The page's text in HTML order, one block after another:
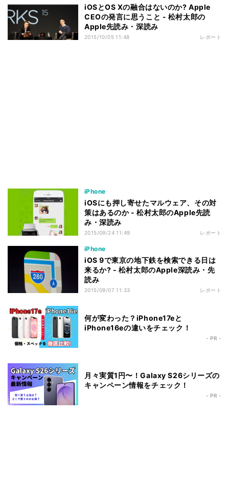
iOSとOS Xの融合はないのか? Apple
CEOの発言に思うこと - 松村太郎の
Apple先読み・深読み
2015/10/05 11:48 レポート
iPhone
iOSにも押し寄せたマルウェア、その対
策はあるのか - 松村太郎のApple先読
み・深読み
2015/09/24 11:49 レポート
iPhone
iOS 9で東京の地下鉄を検索できる日は
来るか? - 松村太郎のApple深読み・先
読み
2015/09/07 11:33 レポート
何が変わった？iPhone17eと
iPhone16eの違いをチェック！
- PR -
月々実質1円〜！Galaxy S26シリーズの
キャンペーン情報をチェック！
- PR -